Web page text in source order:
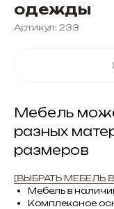
одежды
Артикул: 233
Мебель
разных
размеров
[ВЫБРАТЬ МЕБЕЛЬ
Мебель в
Комплексное